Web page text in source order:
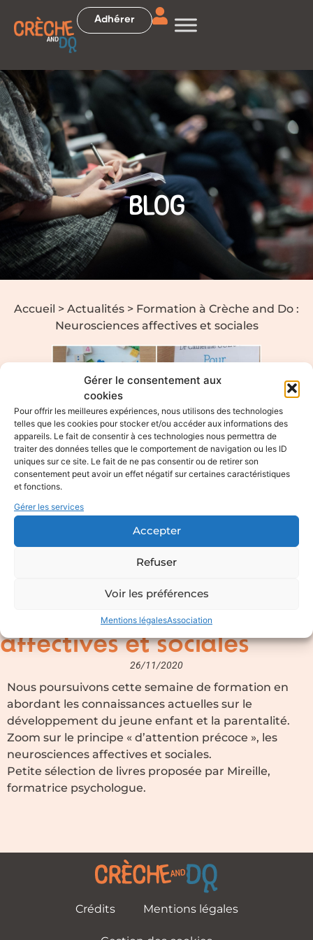
Gérer le consentement aux
cookies
Pour offrir les meilleures expériences, nous utilisons des technologies
telles que les cookies pour stocker et/ou accéder aux informations des
appareils. Le fait de consentir à ces technologies nous permettra de
traiter des données telles que le comportement de navigation ou les ID
uniques sur ce site. Le fait de ne pas consentir ou de retirer son
consentement peut avoir un effet négatif sur certaines caractéristiques
et fonctions.
Gérer les services
Accepter
Refuser
Voir les préférences
Mentions légalesAssociation
Adhérer
BLOG
Accueil > Actualités > Formation à Crèche and Do :
Neurosciences affectives et sociales
Formation à Crèche and
Do : Neurosciences
affectives et sociales
26/11/2020
Nous poursuivons cette semaine de formation en
abordant les connaissances actuelles sur le
développement du jeune enfant et la parentalité.
Zoom sur le principe « d’attention précoce », les
neurosciences affectives et sociales.
Petite sélection de livres proposée par Mireille,
formatrice psychologue.
Crédits Mentions légales